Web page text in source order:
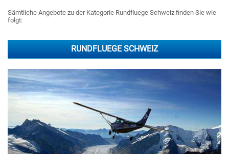
Sämtliche Angebote zu der Kategorie Rundfluege Schweiz finden Sie wie
folgt:
RUNDFLUEGE SCHWEIZ